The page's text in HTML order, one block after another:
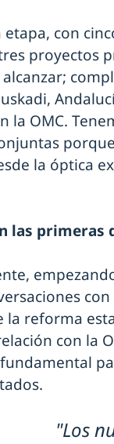
etapa, con
proyectos
la OMC.
la óptica
las primeras
la reforma
con la
"Los